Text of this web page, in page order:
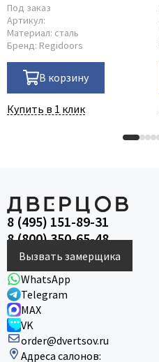
Под заказ
Артикул:
Материал: сталь
Бренд: Regidoors
В корзину
Купить в 1 клик
8 (495) 151-89-31
8 (800) 350-65-48
Вызвать замерщика
WhatsApp
Telegram
MAX
VK
order@dvertsov.ru
Адреса салонов: